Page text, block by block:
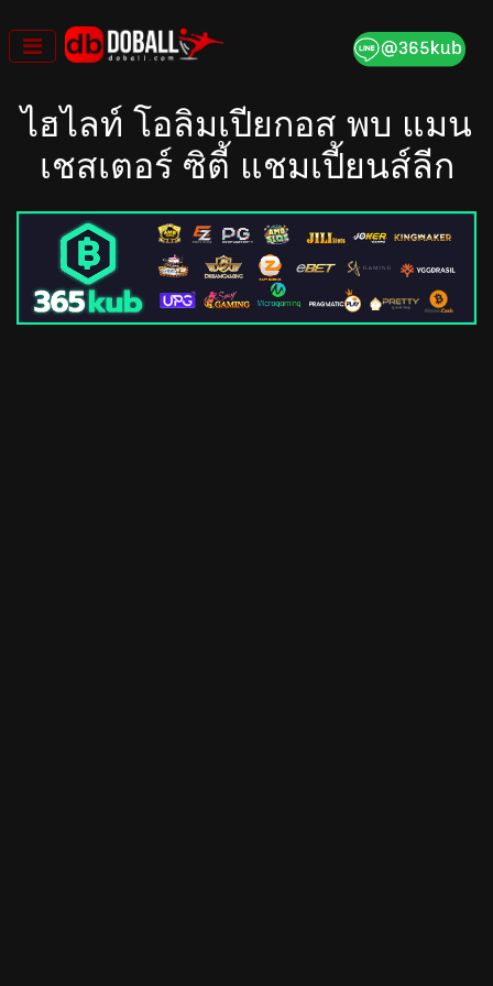
to
content
ไฮไลท์ โอลิมเปียกอส พบ แมน
เชสเตอร์ ซิตี้ แชมเปี้ยนส์ลีก